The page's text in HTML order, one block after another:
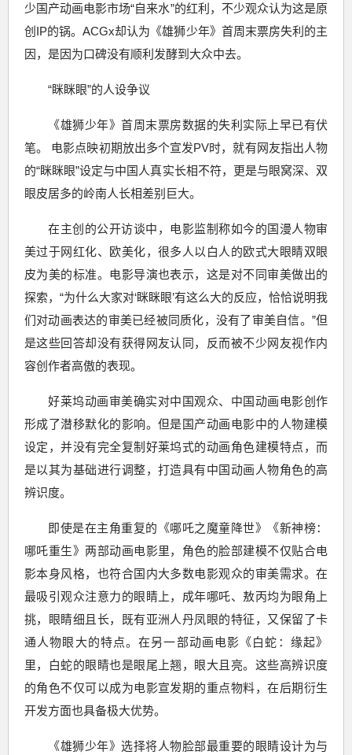
少国产动画电影市场“自来水”的红利，不少观众认为这是原
创IP的锅。ACGx却认为《雄狮少年》首周末票房失利的主
因，是因为口碑没有顺利发酵到大众中去。
“眯眯眼”的人设争议
《雄狮少年》首周末票房数据的失利实际上早已有伏
笔。 电影点映初期放出多个宣发PV时，就有网友指出人物
的“眯眯眼”设定与中国人真实长相不符，更是与眼窝深、双
眼皮居多的岭南人长相差别巨大。
在主创的公开访谈中，电影监制称如今的国漫人物审
美过于网红化、欧美化，很多人以白人的欧式大眼睛双眼
皮为美的标准。电影导演也表示，这是对不同审美做出的
探索，“为什么大家对‘眯眯眼’有这么大的反应，恰恰说明我
们对动画表达的审美已经被同质化，没有了审美自信。”但
是这些回答却没有获得网友认同，反而被不少网友视作内
容创作者高傲的表现。
好莱坞动画审美确实对中国观众、中国动画电影创作
形成了潜移默化的影响。但是国产动画电影中的人物建模
设定，并没有完全复制好莱坞式的动画角色建模特点，而
是以其为基础进行调整，打造具有中国动画人物角色的高
辨识度。
即使是在主角重复的《哪吒之魔童降世》《新神榜：
哪吒重生》两部动画电影里，角色的脸部建模不仅贴合电
影本身风格，也符合国内大多数电影观众的审美需求。在
最吸引观众注意力的眼睛上，成年哪吒、敖丙均为眼角上
挑，眼睛细且长，既有亚洲人丹凤眼的特征，又保留了卡
通人物眼大的特点。在另一部动画电影《白蛇：缘起》
里，白蛇的眼睛也是眼尾上翘，眼大且亮。这些高辨识度
的角色不仅可以成为电影宣发期的重点物料，在后期衍生
开发方面也具备极大优势。
《雄狮少年》选择将人物脸部最重要的眼睛设计为与